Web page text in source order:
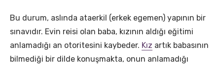
​Bu durum, aslında ataerkil (erkek egemen) yapının bir
sınavıdır. Evin reisi olan baba, kızının aldığı eğitimi
anlamadığı an otoritesini kaybeder. Kız artık babasının
bilmediği bir dilde konuşmakta, onun anlamadığı